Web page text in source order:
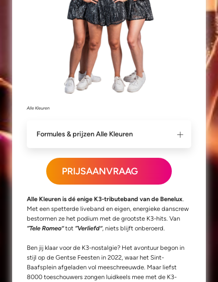
Alle Kleuren
Formules & prijzen Alle Kleuren
PRIJSAANVRAAG
Alle Kleuren is dé enige K3-tributeband van de Benelux.
Met een spetterde liveband en eigen, energieke danscrew
bestormen ze het podium met de grootste K3-hits. Van
“Tele Romeo”tot “Verliefd”, niets blijft onberoerd.
Ben jij klaar voor de K3-nostalgie? Het avontuur begon in
stijl op de Gentse Feesten in 2022, waar het Sint-
Baafsplein afgeladen vol meeschreeuwde. Maar liefst
8000 toeschouwers zongen luidkeels mee met de K3-